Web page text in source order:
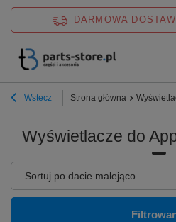
DARMOWA
Wstecz Strona główna
Wyświetlacze do
Zmień sortowanie
Sortuj po dacie malejąco